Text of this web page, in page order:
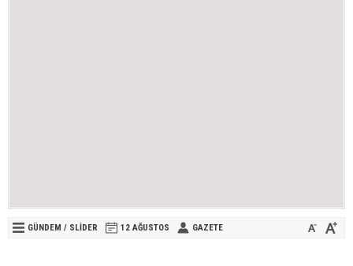
GÜNDEM / SLİDER 12 AĞUSTOS GAZETE